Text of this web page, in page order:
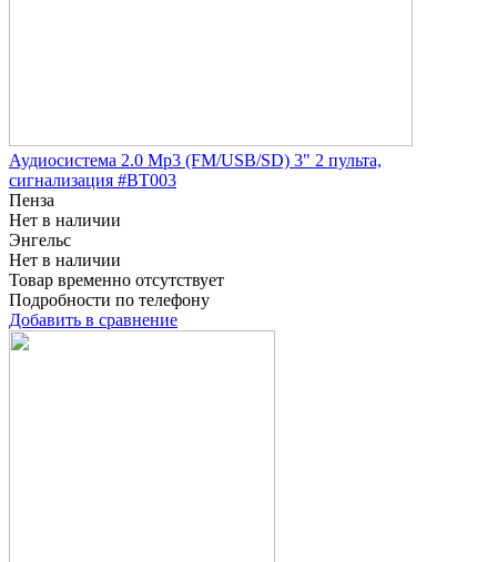
Аудиосистема 2.0 Mp3 (FM/USB/SD) 3" 2 пульта,
сигнализация #BT003
Пенза
Нет в наличии
Энгельс
Нет в наличии
Товар временно отсутствует
Подробности по телефону
Добавить в сравнение